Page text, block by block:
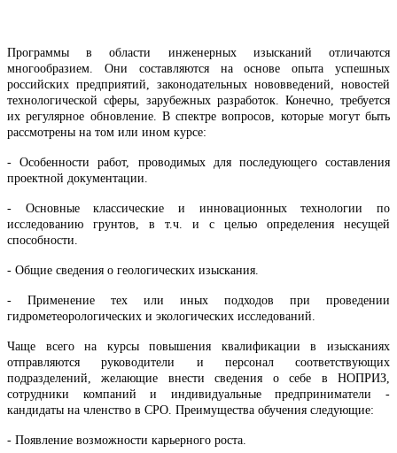
Программы в области инженерных изысканий отличаются
многообразием. Они составляются на основе опыта успешных
российских предприятий, законодательных нововведений, новостей
технологической сферы, зарубежных разработок. Конечно, требуется
их регулярное обновление. В спектре вопросов, которые могут быть
рассмотрены на том или ином курсе:
- Особенности работ, проводимых для последующего составления
проектной документации.
- Основные классические и инновационных технологии по
исследованию грунтов, в т.ч. и с целью определения несущей
способности.
- Общие сведения о геологических изыскания.
- Применение тех или иных подходов при проведении
гидрометеорологических и экологических исследований.
Чаще всего на курсы повышения квалификации в изысканиях
отправляются руководители и персонал соответствующих
подразделений, желающие внести сведения о себе в НОПРИЗ,
сотрудники компаний и индивидуальные предприниматели -
кандидаты на членство в СРО. Преимущества обучения следующие:
- Появление возможности карьерного роста.